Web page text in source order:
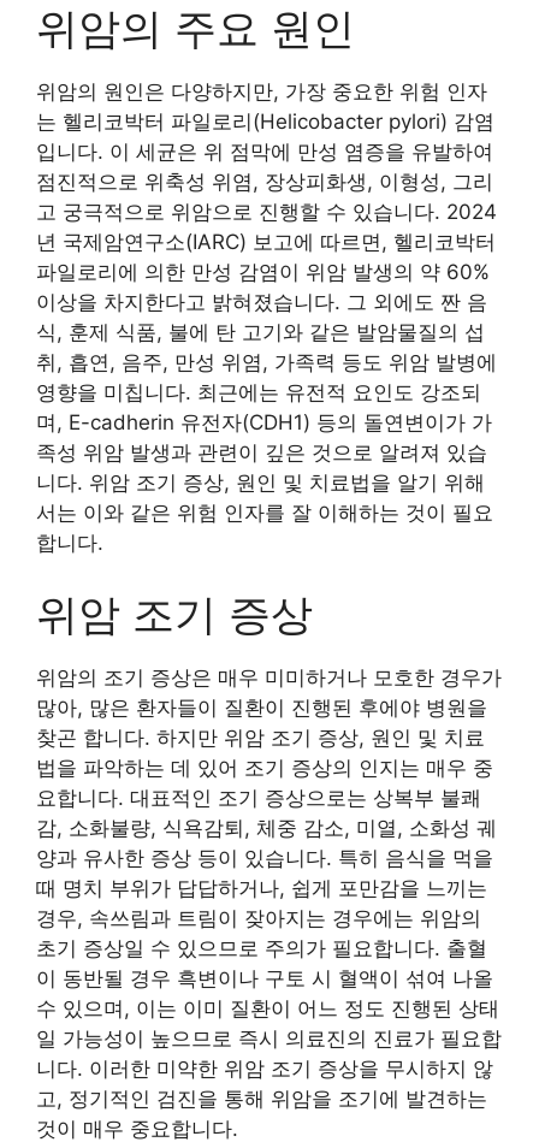
위암의 주요 원인
위암의 원인은 다양하지만, 가장 중요한 위험 인자
는 헬리코박터 파일로리(Helicobacter pylori) 감염
입니다. 이 세균은 위 점막에 만성 염증을 유발하여
점진적으로 위축성 위염, 장상피화생, 이형성, 그리
고 궁극적으로 위암으로 진행할 수 있습니다. 2024
년 국제암연구소(IARC) 보고에 따르면, 헬리코박터
파일로리에 의한 만성 감염이 위암 발생의 약 60%
이상을 차지한다고 밝혀졌습니다. 그 외에도 짠 음
식, 훈제 식품, 불에 탄 고기와 같은 발암물질의 섭
취, 흡연, 음주, 만성 위염, 가족력 등도 위암 발병에
영향을 미칩니다. 최근에는 유전적 요인도 강조되
며, E-cadherin 유전자(CDH1) 등의 돌연변이가 가
족성 위암 발생과 관련이 깊은 것으로 알려져 있습
니다. 위암 조기 증상, 원인 및 치료법을 알기 위해
서는 이와 같은 위험 인자를 잘 이해하는 것이 필요
합니다.
위암 조기 증상
위암의 조기 증상은 매우 미미하거나 모호한 경우가
많아, 많은 환자들이 질환이 진행된 후에야 병원을
찾곤 합니다. 하지만 위암 조기 증상, 원인 및 치료
법을 파악하는 데 있어 조기 증상의 인지는 매우 중
요합니다. 대표적인 조기 증상으로는 상복부 불쾌
감, 소화불량, 식욕감퇴, 체중 감소, 미열, 소화성 궤
양과 유사한 증상 등이 있습니다. 특히 음식을 먹을
때 명치 부위가 답답하거나, 쉽게 포만감을 느끼는
경우, 속쓰림과 트림이 잦아지는 경우에는 위암의
초기 증상일 수 있으므로 주의가 필요합니다. 출혈
이 동반될 경우 흑변이나 구토 시 혈액이 섞여 나올
수 있으며, 이는 이미 질환이 어느 정도 진행된 상태
일 가능성이 높으므로 즉시 의료진의 진료가 필요합
니다. 이러한 미약한 위암 조기 증상을 무시하지 않
고, 정기적인 검진을 통해 위암을 조기에 발견하는
것이 매우 중요합니다.